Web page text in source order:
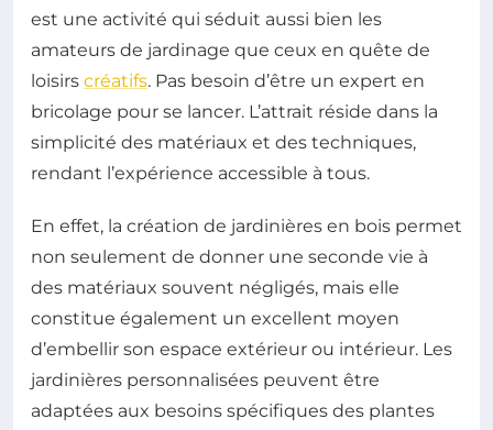
est une activité qui séduit aussi bien les
amateurs de jardinage que ceux en quête de
loisirs créatifs. Pas besoin d’être un expert en
bricolage pour se lancer. L’attrait réside dans la
simplicité des matériaux et des techniques,
rendant l’expérience accessible à tous.
En effet, la création de jardinières en bois permet
non seulement de donner une seconde vie à
des matériaux souvent négligés, mais elle
constitue également un excellent moyen
d’embellir son espace extérieur ou intérieur. Les
jardinières personnalisées peuvent être
adaptées aux besoins spécifiques des plantes